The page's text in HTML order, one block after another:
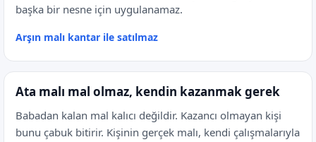
başka bir nesne için uygulanamaz.
Arşın malı kantar ile satılmaz
Ata malı mal olmaz, kendin kazanmak gerek
Babadan kalan mal kalıcı değildir. Kazancı olmayan kişi
bunu çabuk bitirir. Kişinin gerçek malı, kendi çalışmalarıyla